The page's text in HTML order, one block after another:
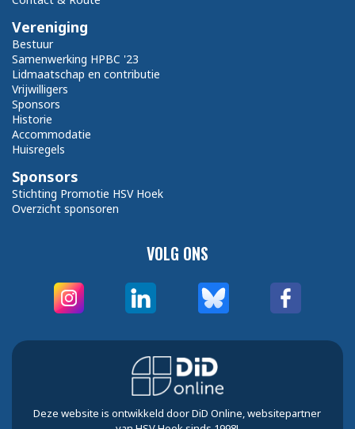
VOLG ONS
Vereniging
Bestuur
Samenwerking HPBC '23
Lidmaatschap en contributie
Vrijwilligers
Sponsors
Historie
Accommodatie
Huisregels
Sponsors
Stichting Promotie HSV Hoek
Overzicht sponsoren
Deze website is ontwikkeld door DiD Online, websitepartner